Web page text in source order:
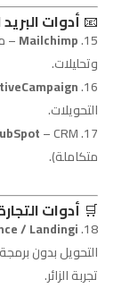
📧أدوات
Mailchimp
–
وتحليلات.
التحويلات.
متكاملة).
🛒 أدوات
/ Landingi
التحويل بدون
تجربة الزائر.